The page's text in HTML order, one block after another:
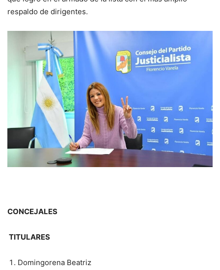
respaldo de dirigentes.
CONCEJALES
TITULARES
Domingorena Beatriz